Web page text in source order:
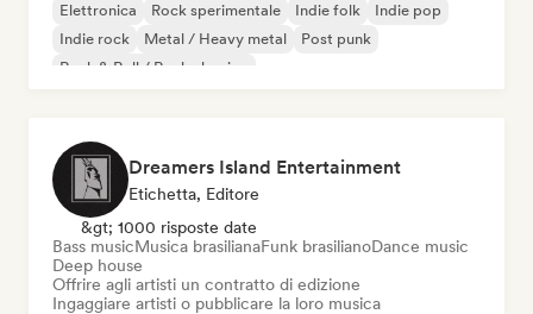
Elettronica Rock sperimentale Indie folk
Indie pop
Indie rock
Metal / Heavy metal
Post punk
Rock & Roll / Rock classico
Dreamers Island Entertainment
Etichetta, Editore
&gt; 1000 risposte date
Bass musicMusica brasilianaFunk brasilianoDance music
Deep house
Offrire agli artisti un contratto di edizione
Ingaggiare artisti o pubblicare la loro musica